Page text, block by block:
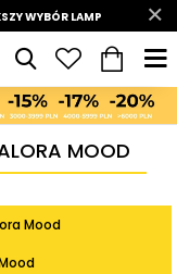
WYBÓR LAMP
MOOD
Mood